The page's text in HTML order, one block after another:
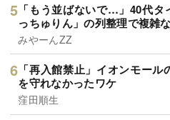
「もう並ばないで…」40代
っちゅりん」の列整理で複雑
みやーんZZ
「再入館禁止」イオンモー
を守れなかったワケ
窪田順生